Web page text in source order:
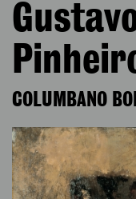
COLUMBANO